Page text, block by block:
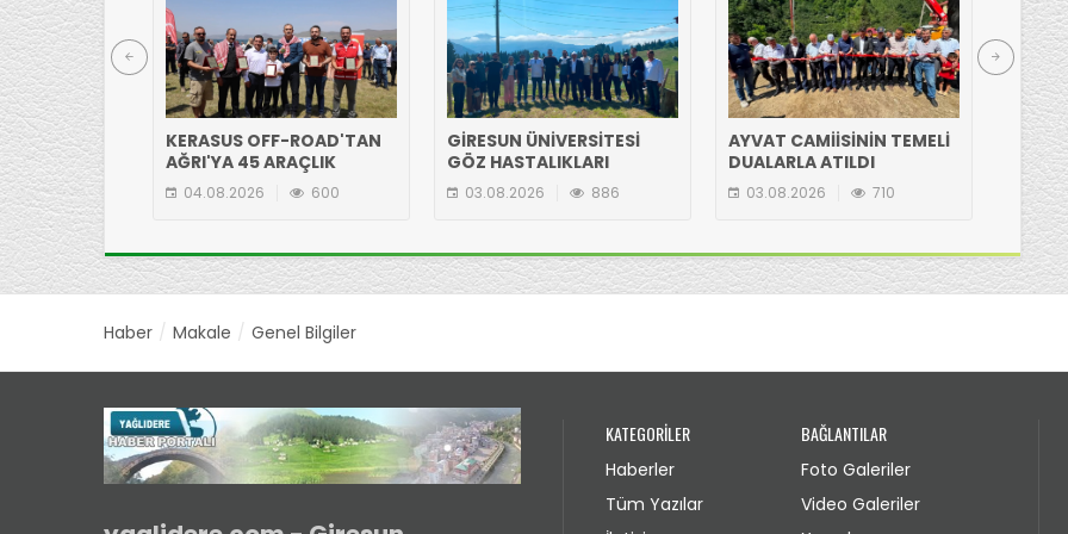
KERASUS OFF-ROAD'TAN
AĞRI'YA 45 ARAÇLIK
ÇIKARMA!
04.08.2026 600
GİRESUN ÜNİVERSİTESİ
GÖZ HASTALIKLARI
EKİBİNDEN GÖLYANI
YAYLASI'NIA ZİYARET
03.08.2026 886
AYVAT CAMİİSİNİN TEMELİ
DUALARLA ATILDI
03.08.2026 710
ETTİ
Haber Makale Genel Bilgiler
KATEGORİLER
Haberler
Tüm Yazılar
BAĞLANTILAR
Foto Galeriler
Video Galeriler